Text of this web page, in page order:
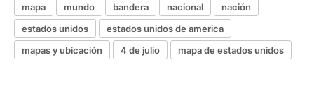
mapa mundo bandera nacional
nación
estados unidos
estados unidos de america
mapas y ubicación
4 de julio mapa de estados unidos